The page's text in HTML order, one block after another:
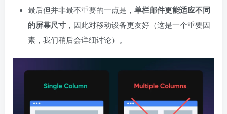
最后但并非最不重要的一点是， 单栏邮件更能适应不同
的屏幕尺寸 ，因此对移动设备更友好（这是一个重要因
素，我们稍后会详细讨论）。